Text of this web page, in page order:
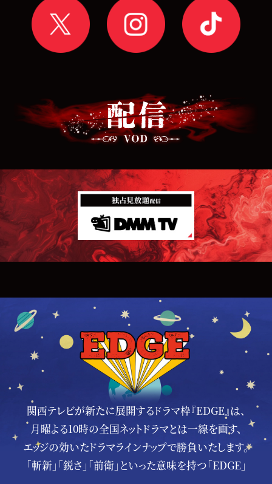
関西テレビが新たに展開するドラマ枠『EDGE』は、
月曜よる10時の全国ネットドラマとは一線を画す、
エッジの効いたドラマラインナップで勝負いたします。
「斬新」「鋭さ」「前衛」といった意味を持つ「EDGE」